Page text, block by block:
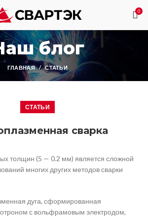
0
блог
ГЛАВНАЯ СТАТЬИ
СТАТЬИ
сварка
толщин (5 — 0.2 мм) является сложной
многих других методов сварки
дуга, сформированная
с вольфрамовым электродом,